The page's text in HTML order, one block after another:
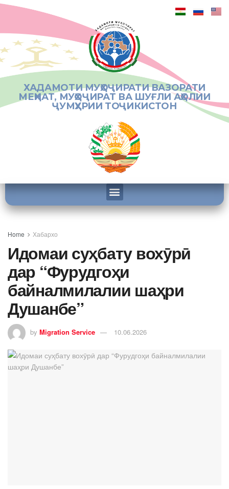
ХАДАМОТИ МУҲОҶИРАТИ ВАЗОРАТИ
МЕҲНАТ, МУҲОҶИРАТ ВА ШУҒЛИ АҲОЛИИ
ҶУМҲУРИИ ТОҶИКИСТОН
Home Хабархо
Идомаи суҳбату вохӯрӣ
дар “Фурудгоҳи
байналмилалии шаҳри
Душанбе”
by Migration Service 10.06.2026